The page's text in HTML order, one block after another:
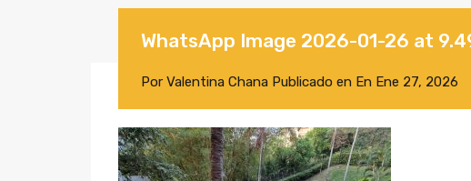
WhatsApp Image 2026-01-26 at
Por Valentina Chana Publicado en En Ene 27, 2026